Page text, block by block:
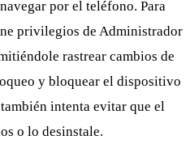
por el teléfono. Para
privilegios de Administrador
rastrear cambios de
y bloquear el dispositivo
intenta evitar que el
o lo desinstale.